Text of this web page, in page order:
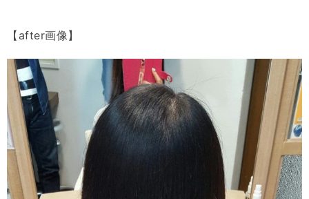
【after画像】